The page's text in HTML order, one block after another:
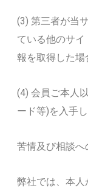
(3) 第三者が当
ている他のサ
報を取得した場
(4) 会員ご本人
ード等)を入手
苦情及び相談へ
弊社では、本